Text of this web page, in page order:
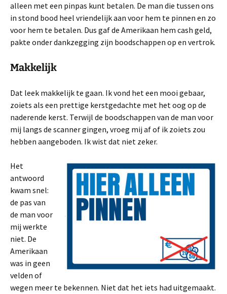
alleen met een pinpas kunt betalen. De man die tussen ons
in stond bood heel vriendelijk aan voor hem te pinnen en zo
voor hem te betalen. Dus gaf de Amerikaan hem cash geld,
pakte onder dankzegging zijn boodschappen op en vertrok.
Makkelijk
Dat leek makkelijk te gaan. Ik vond het een mooi gebaar,
zoiets als een prettige kerstgedachte met het oog op de
naderende kerst. Terwijl de boodschappen van de man voor
mij langs de scanner gingen, vroeg mij af of ik zoiets zou
hebben aangeboden. Ik wist dat niet zeker.
Het
antwoord
kwam snel:
de pas van
de man voor
mij werkte
niet. De
Amerikaan
was in geen
velden of
wegen meer te bekennen. Niet dat het iets had uitgemaakt.